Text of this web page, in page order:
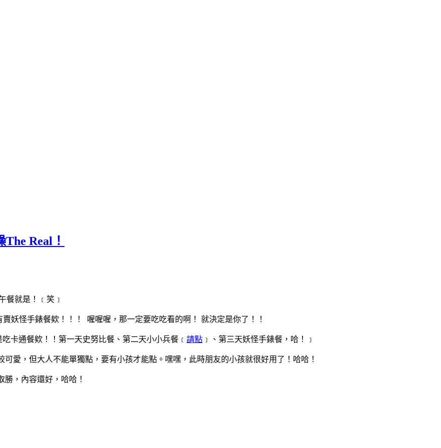
Real！
餐就是！﹝笑﹞
妖怪手錶餐欸！！！ 喔喔喔，那一定要吃吃看的啊！ 就決定是你了！！
卡通餐欸！！第一天史努比餐、第二天小小兵餐﹝ 請點 ﹞、第三天妖怪手錶餐，哈！﹞
愛，但大人不能單獨點，要有小孩才能點。嘿嘿，此時朋友的小孩就很好用了！哈哈！
，內容還好，哈哈！